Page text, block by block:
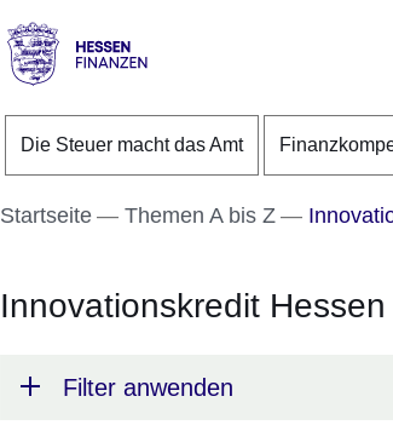
Direkt zum Kopf der Seite
Direkt zum Inhalt
Direkt zum Fuß der Seite
Finanzen
Die Steuer macht das Amt
Startseite Themen A bis Z
Innovationskredit Hessen
Filter anwenden